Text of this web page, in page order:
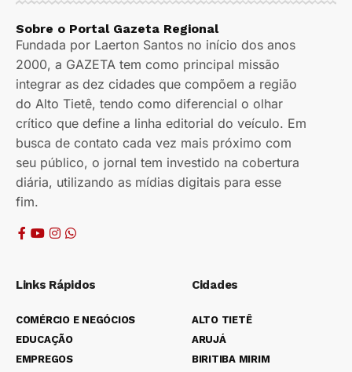
Sobre o Portal Gazeta Regional
Fundada por Laerton Santos no início dos anos
2000, a GAZETA tem como principal missão
integrar as dez cidades que compõem a região
do Alto Tietê, tendo como diferencial o olhar
crítico que define a linha editorial do veículo. Em
busca de contato cada vez mais próximo com
seu público, o jornal tem investido na cobertura
diária, utilizando as mídias digitais para esse
fim.
Links Rápidos
COMÉRCIO E NEGÓCIOS
EDUCAÇÃO
EMPREGOS
Cidades
ALTO TIETÊ
ARUJÁ
BIRITIBA MIRIM